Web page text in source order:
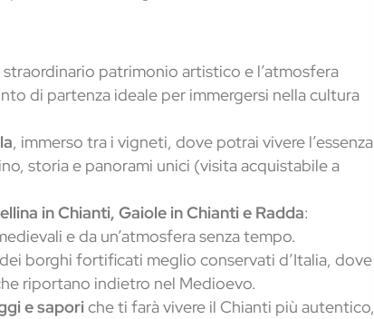
straordinario patrimonio artistico e l’atmosfera
di partenza ideale per immergersi nella cultura
, immerso tra i vigneti, dove potrai vivere l’essenza
storia e panorami unici (visita acquistabile a
in Chianti, Gaiole in Chianti e Radda:
e da un’atmosfera senza tempo.
borghi fortificati meglio conservati d’Italia, dove
riportano indietro nel Medioevo.
e saporiche ti farà vivere il Chianti più autentico,